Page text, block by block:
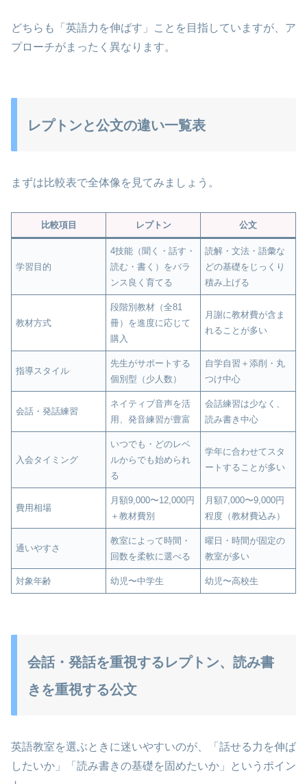
どちらも「英語力を伸ばす」ことを目指していますが、ア
プローチがまったく異なります。
レプトンと公文の違い一覧表
まずは比較表で全体像を見てみましょう。
比較項目 レプトン 公文
学習目的
4技能（聞く・話す・
読む・書く）をバラ
ンス良く育てる
読解・文法・語彙な
どの基礎をじっくり
積み上げる
教材方式
段階別教材（全81
冊）を進度に応じて
購入
月謝に教材費が含ま
れることが多い
指導スタイル
先生がサポートする
個別型（少人数）
自学自習＋添削・丸
つけ中心
会話・発話練習
ネイティブ音声を活
用、発音練習が豊富
会話練習は少なく、
読み書き中心
入会タイミング
いつでも・どのレベ
ルからでも始められ
る
学年に合わせてスタ
ートすることが多い
費用相場
月額9,000〜12,000円
＋教材費別
月額7,000〜9,000円
程度（教材費込み）
通いやすさ
教室によって時間・
回数を柔軟に選べる
曜日・時間が固定の
教室が多い
対象年齢 幼児〜中学生 幼児〜高校生
会話・発話を重視するレプトン、読み書
きを重視する公文
英語教室を選ぶときに迷いやすいのが、「話せる力を伸ば
したいか」「読み書きの基礎を固めたいか」というポイン